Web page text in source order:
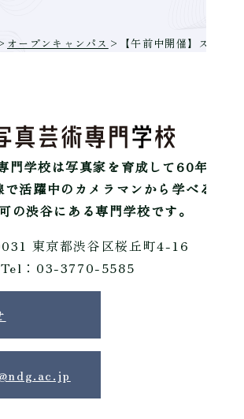
オープンキャンパス > 【午前中開催】スマホ
門学校は写真家を育成して60年。
活躍中のカメラマンから学べる
の渋谷にある専門学校です。
東京都渋谷区桜丘町4-16
Tel：03-3770-5585